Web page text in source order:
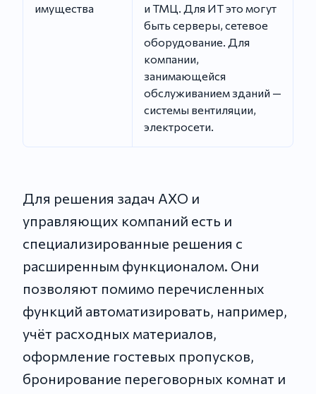
имущества
и ТМЦ. Для ИТ это могут
быть серверы, сетевое
оборудование. Для
компании,
занимающейся
обслуживанием зданий —
системы вентиляции,
электросети.
Для решения задач АХО и
управляющих компаний есть и
специализированные решения с
расширенным функционалом. Они
позволяют помимо перечисленных
функций автоматизировать, например,
учёт расходных материалов,
оформление гостевых пропусков,
бронирование переговорных комнат и